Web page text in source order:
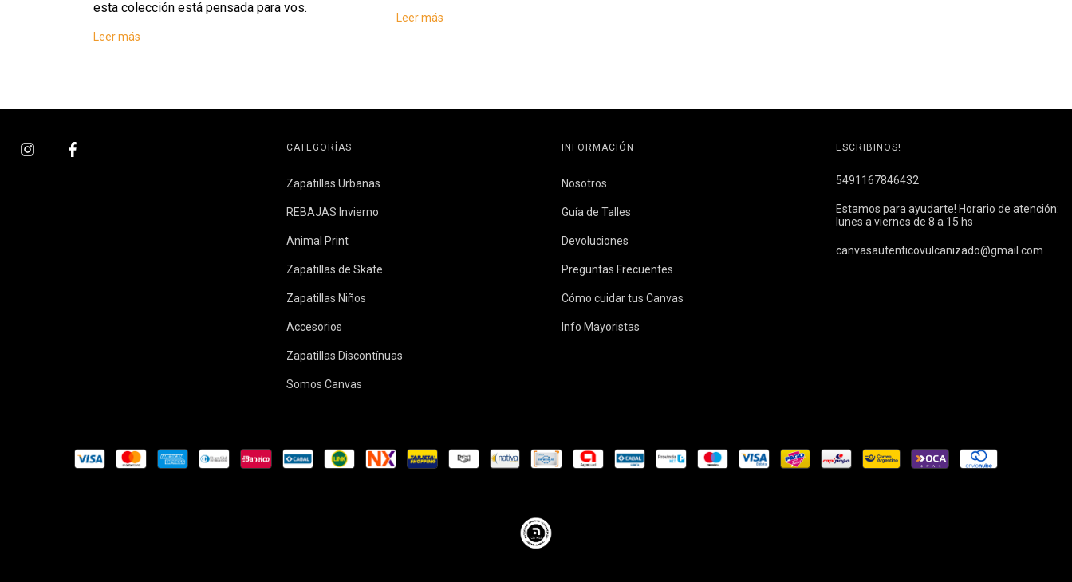
esta colección está pensada para vos.
Leer más
Leer más
CATEGORÍAS
Zapatillas Urbanas
REBAJAS Invierno
Animal Print
Zapatillas de Skate
Zapatillas Niños
Accesorios
Zapatillas Discontínuas
Somos Canvas
INFORMACIÓN
Nosotros
Guía de Talles
Devoluciones
Preguntas Frecuentes
Cómo cuidar tus Canvas
Info Mayoristas
ESCRIBINOS!
5491167846432
Estamos para ayudarte! Horario de atención:
lunes a viernes de 8 a 15 hs
canvasautenticovulcanizado@gmail.com